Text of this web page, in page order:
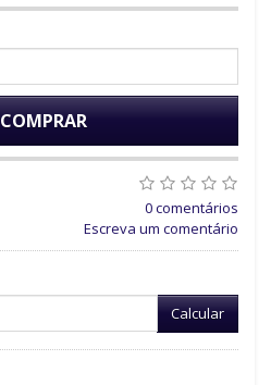
COMPRAR
0 comentários
Escreva um comentário
Calcular